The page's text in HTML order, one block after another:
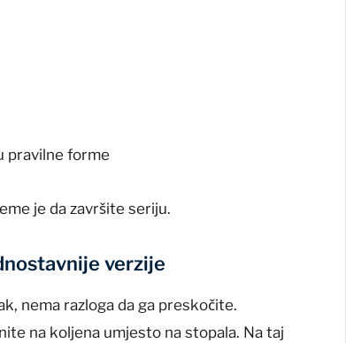
pravilne forme
je da završite seriju.
verzije
nema razloga da ga preskočite.
na koljena umjesto na stopala. Na taj